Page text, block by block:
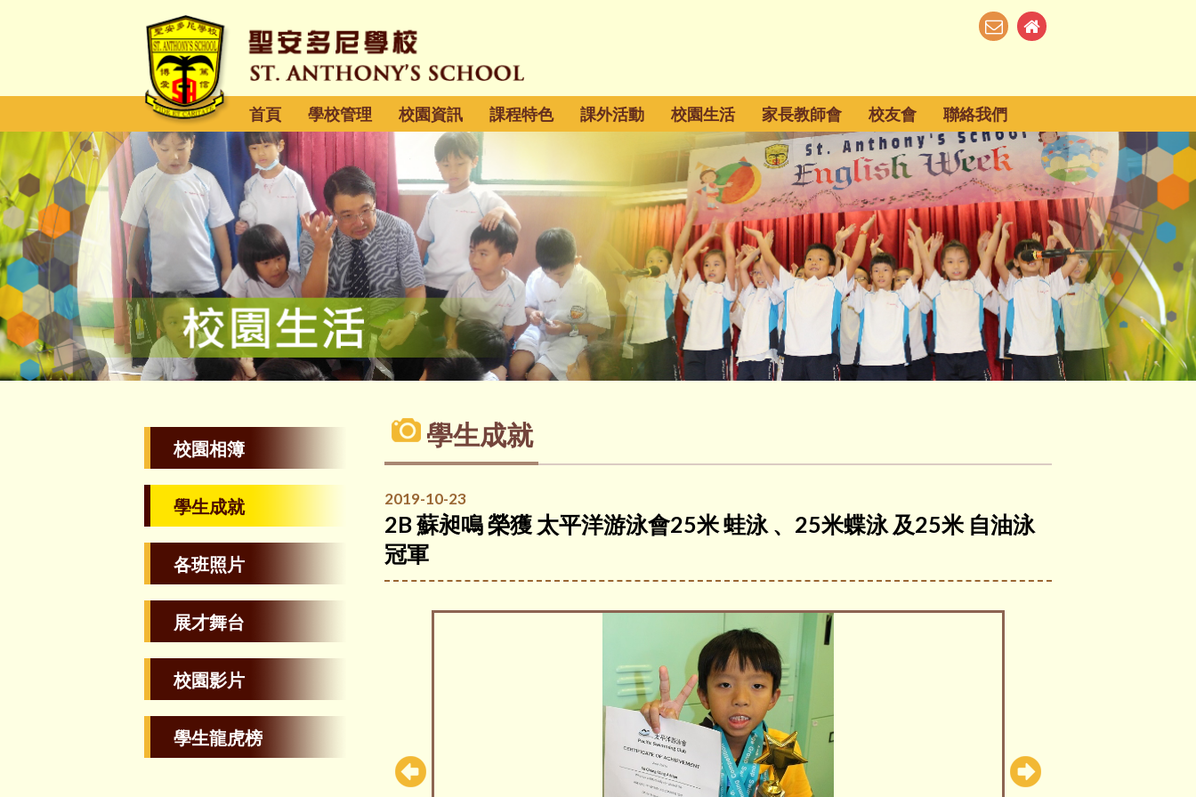
首頁 學校管理 校園資訊 課程特色 課外活動 校園生活 家長教師會 校友會 聯絡我們
校園相簿
學生成就
各班照片
展才舞台
校園影片
學生龍虎榜
學生成就
2019-10-23
2B 蘇昶鳴 榮獲 太平洋游泳會25米 蛙泳 、25米蝶泳 及25米 自油泳
冠軍